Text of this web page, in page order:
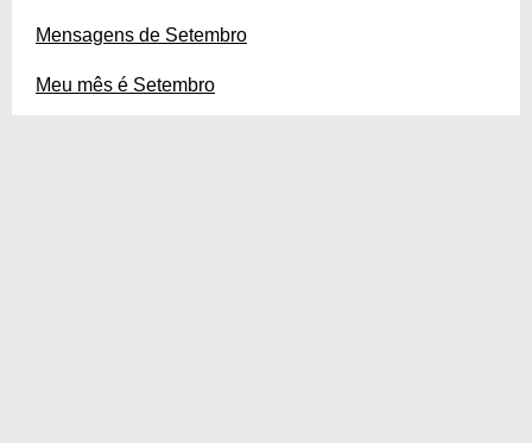
Mensagens de Setembro
Meu mês é Setembro